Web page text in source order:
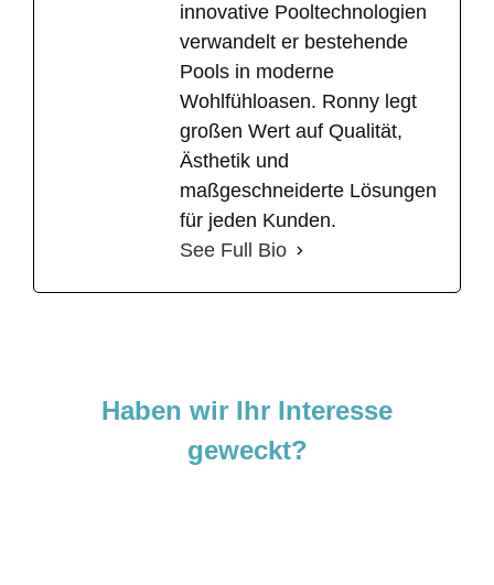
innovative Pooltechnologien
verwandelt er bestehende
Pools in moderne
Wohlfühloasen. Ronny legt
großen Wert auf Qualität,
Ästhetik und
maßgeschneiderte Lösungen
für jeden Kunden.
See Full Bio
Haben wir Ihr Interesse
geweckt?